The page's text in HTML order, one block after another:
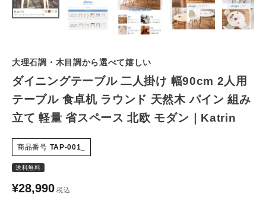
テイストから選ぶ
ご利用ガイド
プライバシーポリシー
会社概要
よくある質問
大理石調・木目調から選べて嬉しい
ダイニングテーブル 二人掛け 幅90cm 2人用
テーブル 食卓机 ラウンド 天然木 パイン 組み
立て 軽量 省スペース 北欧 モダン｜Katrin
商品番号 TAP-001_
送料無料
¥28,990 税込